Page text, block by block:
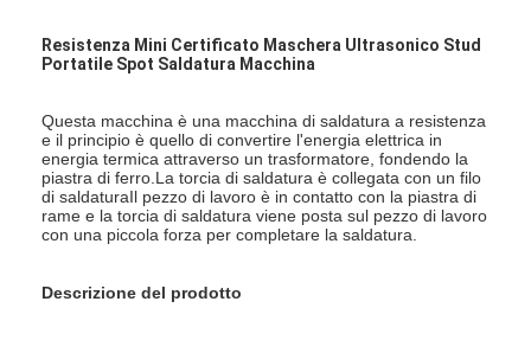
Resistenza Mini Certificato Maschera Ultrasonico Stud
Portatile Spot Saldatura Macchina
Questa macchina è una macchina di saldatura a resistenza
e il principio è quello di convertire l'energia elettrica in
energia termica attraverso un trasformatore, fondendo la
piastra di ferro.La torcia di saldatura è collegata con un filo
di saldaturaIl pezzo di lavoro è in contatto con la piastra di
rame e la torcia di saldatura viene posta sul pezzo di lavoro
con una piccola forza per completare la saldatura.
Descrizione del prodotto